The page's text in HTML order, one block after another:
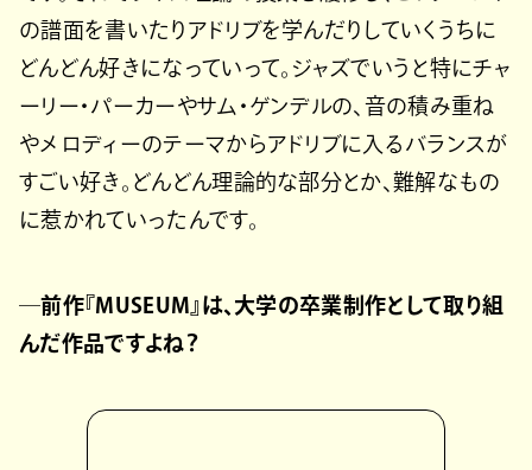
の譜面を書いたりアドリブを学んだりしていくうちに
どんどん好きになっていって。ジャズでいうと特にチャ
ーリー・パーカーやサム・ゲンデルの、音の積み重ね
やメロディーのテーマからアドリブに入るバランスが
すごい好き。どんどん理論的な部分とか、難解なもの
に惹かれていったんです。
─前作『MUSEUM』は、大学の卒業制作として取り組
んだ作品ですよね？